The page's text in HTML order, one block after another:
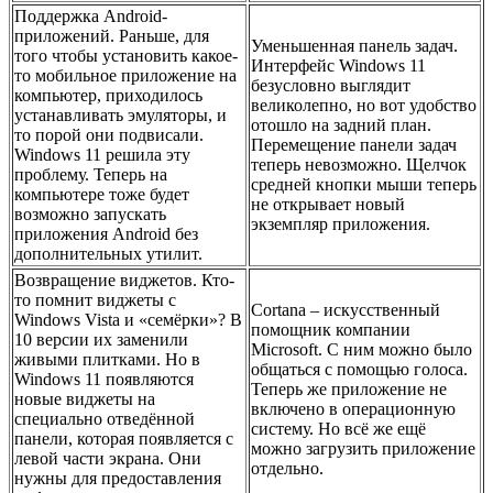
Поддержка Android-
приложений. Раньше, для
того чтобы установить какое-
то мобильное приложение на
компьютер, приходилось
устанавливать эмуляторы, и
то порой они подвисали.
Windows 11 решила эту
проблему. Теперь на
компьютере тоже будет
возможно запускать
приложения Android без
дополнительных утилит.
Уменьшенная панель задач.
Интерфейс Windows 11
безусловно выглядит
великолепно, но вот удобство
отошло на задний план.
Перемещение панели задач
теперь невозможно. Щелчок
средней кнопки мыши теперь
не открывает новый
экземпляр приложения.
Возвращение виджетов. Кто-
то помнит виджеты с
Windows Vista и «семёрки»? В
10 версии их заменили
живыми плитками. Но в
Windows 11 появляются
новые виджеты на
специально отведённой
панели, которая появляется с
левой части экрана. Они
нужны для предоставления
Cortana – искусственный
помощник компании
Microsoft. С ним можно было
общаться с помощью голоса.
Теперь же приложение не
включено в операционную
систему. Но всё же ещё
можно загрузить приложение
отдельно.